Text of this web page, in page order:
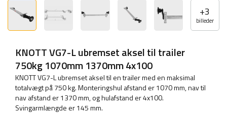
+3
billeder
KNOTT VG7-L ubremset aksel til trailer
750kg 1070mm 1370mm 4x100
KNOTT VG7-L ubremset aksel til en trailer med en maksimal
totalvægt på 750 kg. Monteringshul afstand er 1070 mm, nav til
nav afstand er 1370 mm, og hulafstand er 4x100.
Svingarmlængde er 145 mm.